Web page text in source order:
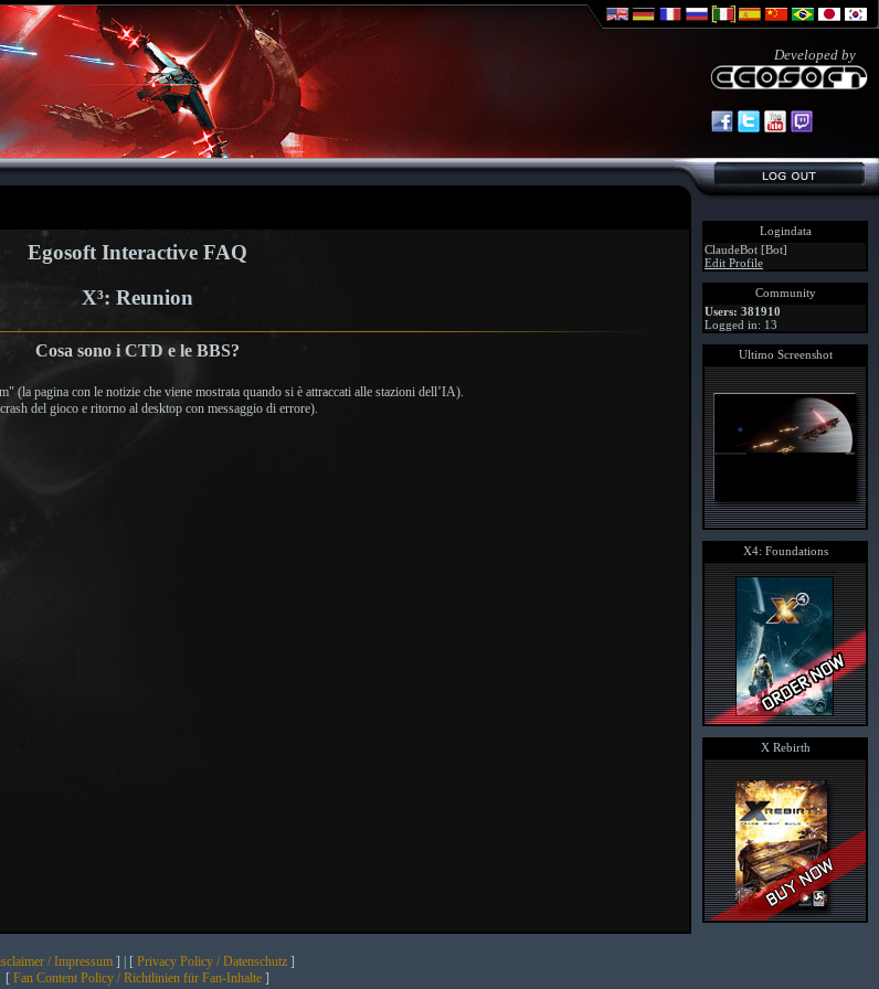
Developed by
Egosoft Interactive FAQ
X³: Reunion
Cosa sono i CTD e le BBS?
(la pagina con le notizie che viene mostrata quando si è attraccati alle stazioni dell’IA).
del gioco e ritorno al desktop con messaggio di errore).
Logindata
ClaudeBot [Bot]
Edit Profile
Community
Users: 381910
Logged in: 13
Ultimo Screenshot
X4: Foundations
X Rebirth
/ Impressum] | [ Privacy Policy / Datenschutz]
[ Fan Content Policy / Richtlinien für Fan-Inhalte]